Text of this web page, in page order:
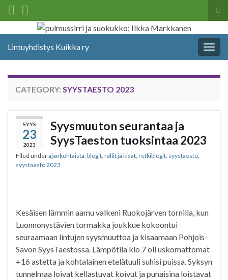
Search for:
Lintuyhdistys Kuikka ry
CATEGORY: SYYSTAESTO 2023
SYYS
23
2023
Syysmuuton seurantaa ja
SyysTaeston tuoksintaa 2023
Filed underajankohtaista blogit rallit ja kisat retkiblogit syystaesto
syystaesto 2023
Kesäisen lämmin aamu valkeni Ruokojärven tornilla, kun
Luonnonystävien tormakka joukkue kokoontui
seuraamaan lintujen syysmuuttoa ja kisaamaan Pohjois-
Savon SyysTaestossa. Lämpötila klo 7 oli uskomattomat
+16 astetta ja kohtalainen etelätuuli suhisi puissa. Syksyn
tunnelmaa loivat kellastuvat koivut ja punaisina loistavat